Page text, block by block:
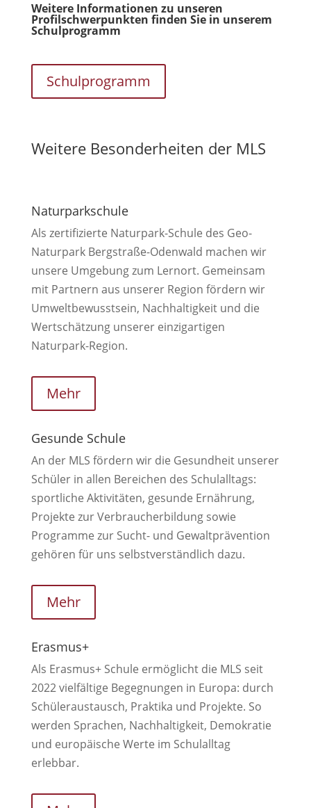
Weitere Informationen zu unseren
Profilschwerpunkten finden Sie in unserem
Schulprogramm
Schulprogramm
Weitere Besonderheiten der MLS
Naturparkschule
Als zertifizierte Naturpark-Schule des Geo-
Naturpark Bergstraße-Odenwald machen wir
unsere Umgebung zum Lernort. Gemeinsam
mit Partnern aus unserer Region fördern wir
Umweltbewusstsein, Nachhaltigkeit und die
Wertschätzung unserer einzigartigen
Naturpark-Region.
Mehr
Gesunde Schule
An der MLS fördern wir die Gesundheit unserer
Schüler in allen Bereichen des Schulalltags:
sportliche Aktivitäten, gesunde Ernährung,
Projekte zur Verbraucherbildung sowie
Programme zur Sucht- und Gewaltprävention
gehören für uns selbstverständlich dazu.
Mehr
Erasmus+
Als Erasmus+ Schule ermöglicht die MLS seit
2022 vielfältige Begegnungen in Europa: durch
Schüleraustausch, Praktika und Projekte. So
werden Sprachen, Nachhaltigkeit, Demokratie
und europäische Werte im Schulalltag
erlebbar.